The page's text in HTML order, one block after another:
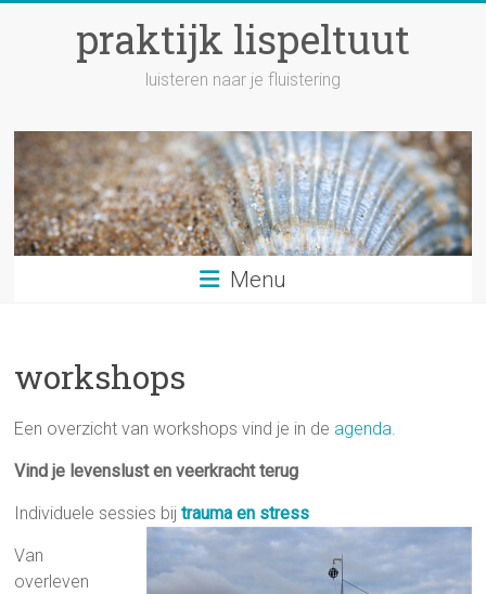
praktijk lispeltuut
luisteren naar je fluistering
Menu
workshops
Een overzicht van workshops vind je in de agenda.
Vind je levenslust en veerkracht terug
Individuele sessies bijtrauma en stress
Van
overleven